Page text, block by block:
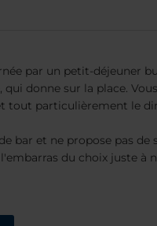
par un petit-déjeuner
donne sur la place.
tout particulièrement le
bar et ne propose pas
du choix juste à